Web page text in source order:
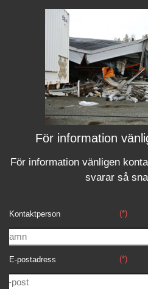
För information
För information vänligen
svararså
Kontaktperson (*)
E-postadress (*)